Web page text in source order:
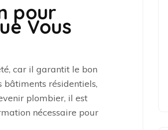
pour
Vous
car il garantit le bon
bâtiments résidentiels,
plombier, il est
nécessaire pour